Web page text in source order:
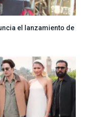
el lanzamiento de